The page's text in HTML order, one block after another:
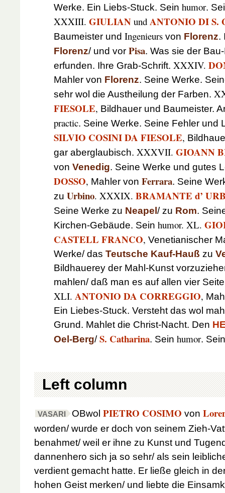
Werke. Ein Liebs-Stuck. Sein humor.
XXXIII. GIULIAN und ANTONIO DI S.
Baumeister und Ingenieurs von Florenz.
Florenz/ und vor Pisa. Was sie der
erfunden. Ihre Grab-Schrift. XXXIV.
Mahler von Florenz. Seine Werke.
sehr wol die Austheilung der Farben.
FIESOLE, Bildhauer und Baumeister.
practic. Seine Werke. Seine Fehler und
SILVIO COSINI DA FIESOLE,
gar aberglaubisch. XXXVII. GIOANN
von Venedig. Seine Werke und gutes
DOSSO, Mahler von Ferrara. Seine
zu Urbino. XXXIX. BRAMANTE d’
Seine Werke zu Neapel / zu Rom.
Kirchen-Gebäude. Sein humor. XL.
CASTELL FRANCO, Venetianischer
Werke/ das Teutsche Kauf-Hauß zu
Bildhauerey der Mahl-Kunst
mahlen/ daß man es auf allen vier
XLI. ANTONIO DA CORREGGIO,
Ein Liebes-Stuck. Versteht das wol
Grund. Mahlet die Christ-Nacht. Den
Oel-Berg/S. Catharina. Sein humor.
Left column
VASARI OBwol PIETRO COSIMO von
worden/ wurde er doch von seinem Zieh-
benahmet/ weil er ihne zu Kunst und
dannenhero sich ja so sehr/ als sein
verdient gemacht hatte. Er ließe gleich in
hohen Geist merken/ und liebte die